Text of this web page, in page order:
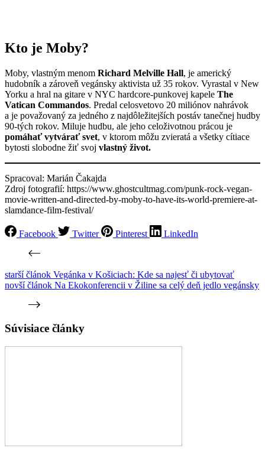
Kto je Moby?
Moby, vlastným menom Richard Melville Hall, je americký
hudobník a zároveň vegánsky aktivista už 35 rokov. Vyrastal v New
Yorku a hral na gitare v NYC hardcore-punkovej kapele The
Vatican Commandos. Predal celosvetovo 20 miliónov nahrávok
a je považovaný za jedného z najdôležitejších postáv tanečnej hudby
90-tých rokov. Miluje hudbu, ale jeho celoživotnou prácou je
pomáhať vytvárať svet, v ktorom môžu zvieratá a všetky cítiace
bytosti slobodne žiť svoj vlastný život.
Spracoval: Marián Čakajda
Zdroj fotografií: https://www.ghostcultmag.com/punk-rock-vegan-
movie-written-and-directed-by-moby-to-have-its-world-premiere-at-
slamdance-film-festival/
Facebook Twitter Pinterest LinkedIn
starší článok Vegánka v Košiciach: Kde sa najesť či ubytovať
novší článok Na Ekokonferencii v Žiline sa celý deň jedlo vegánsky
Súvisiace články